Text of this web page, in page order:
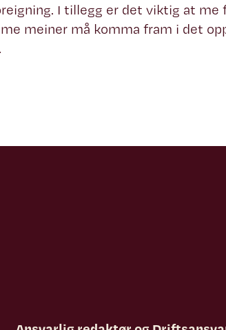
I tillegg er det viktig at me
meiner må komma fram i det